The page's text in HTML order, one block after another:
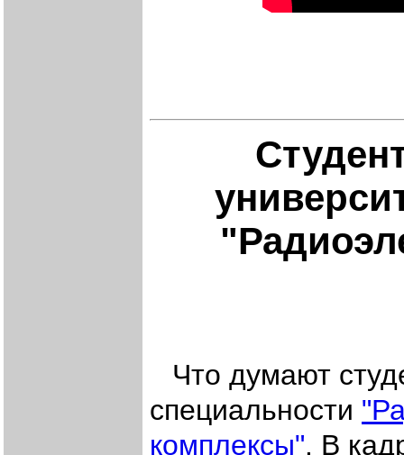
Что думают
специальности
комплексы". В